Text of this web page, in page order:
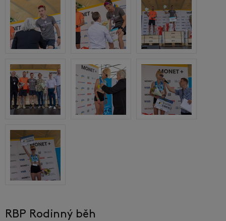
RBP Rodinný běh